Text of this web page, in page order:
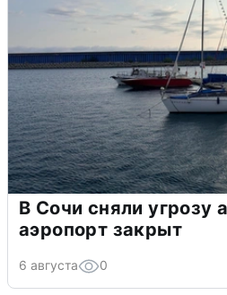
В Сочи сняли угрозу
аэропорт закрыт
6 августа 0